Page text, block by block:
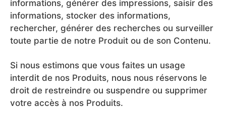
informations, générer des impressions, saisir des
informations, stocker des informations,
rechercher, générer des recherches ou surveiller
toute partie de notre Produit ou de son Contenu.
Si nous estimons que vous faites un usage
interdit de nos Produits, nous nous réservons le
droit de restreindre ou suspendre ou supprimer
votre accès à nos Produits.